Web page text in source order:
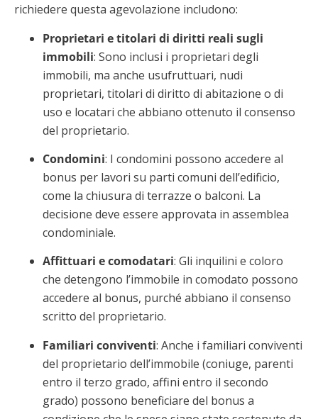
richiedere questa agevolazione includono:
Proprietari e titolari di diritti reali sugli
immobili: Sono inclusi i proprietari degli
immobili, ma anche usufruttuari, nudi
proprietari, titolari di diritto di abitazione o di
uso e locatari che abbiano ottenuto il consenso
del proprietario.
Condomini: I condomini possono accedere al
bonus per lavori su parti comuni dell’edificio,
come la chiusura di terrazze o balconi. La
decisione deve essere approvata in assemblea
condominiale.
Affittuari ecomodatari: Gli inquilini e coloro
che detengono l’immobile in comodato possono
accedere al bonus, purché abbiano il consenso
scritto del proprietario.
Familiari conviventi: Anche i familiari conviventi
del proprietario dell’immobile (coniuge, parenti
entro il terzo grado, affini entro il secondo
grado) possono beneficiare del bonus a